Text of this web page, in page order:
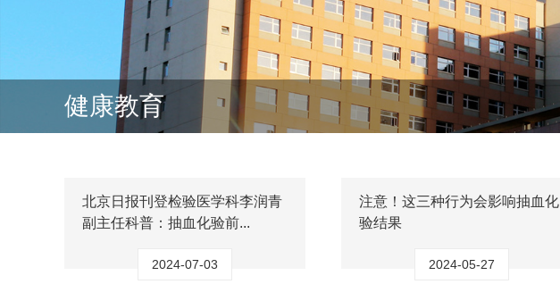
健康教育
北京日报刊登检验医学科李润青
副主任科普：抽血化验前...
2024-07-03
注意！这三种行为会影响抽血化
验结果
2024-05-27